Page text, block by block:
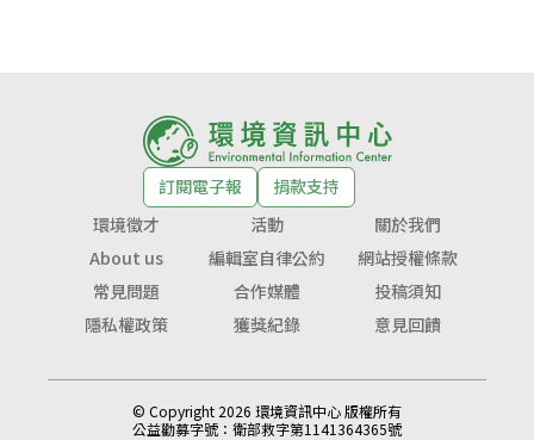
訂閱電子報
捐款支持
環境徵才
活動
關於我們
About us
編輯室自律公約
網站授權條款
常見問題
合作媒體
投稿須知
隱私權政策
獲獎紀錄 意見回饋
© Copyright 2026 環境資訊中心 版權所有
公益勸募字號： 衛部救字第1141364365號